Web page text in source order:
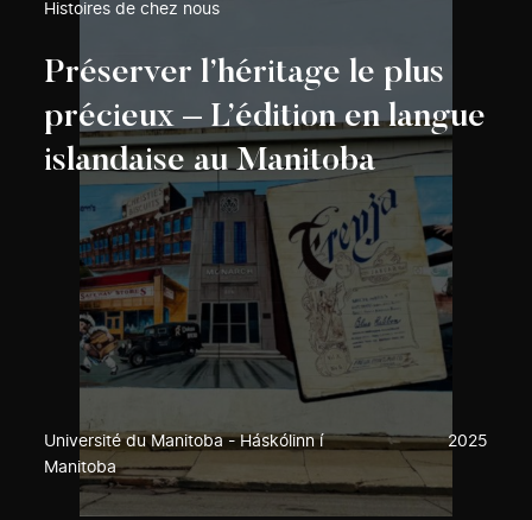
Histoires de chez nous
Préserver l’héritage le plus
précieux – L’édition en langue
islandaise au Manitoba
Université du Manitoba - Háskólinn í
Manitoba
2025